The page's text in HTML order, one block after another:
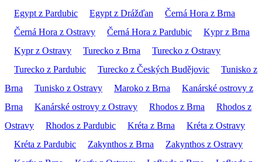
Egypt z Pardubic
Egypt z Drážďan
Černá Hora z Brna
Černá Hora z Ostravy
Černá Hora z Pardubic
Kypr z Brna
Kypr z Ostravy
Turecko z Brna
Turecko z Ostravy
Turecko z Pardubic
Turecko z Českých Budějovic
Tunisko z
Brna
Tunisko z Ostravy Maroko z Brna
Kanárské ostrovy z
Brna
Kanárské ostrovy z Ostravy Rhodos z Brna
Rhodos z
Ostravy
Rhodos z Pardubic Kréta z Brna
Kréta z Ostravy
Kréta z Pardubic
Zakynthos z Brna
Zakynthos z Ostravy